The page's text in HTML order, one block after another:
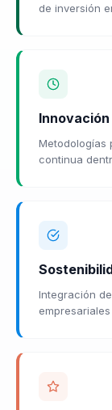
de inversión
Metodologías
continua
Integración